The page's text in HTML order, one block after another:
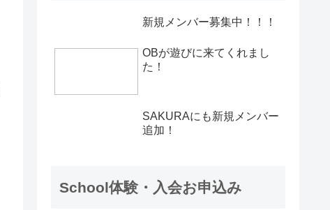
新規メンバー募集中！！！
OBが遊びに来てくれまし
た！
SAKURAにも新規メンバー
追加！
School体験・入会お申込み